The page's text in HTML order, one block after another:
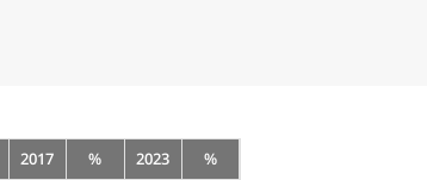
2017 % 2023
%